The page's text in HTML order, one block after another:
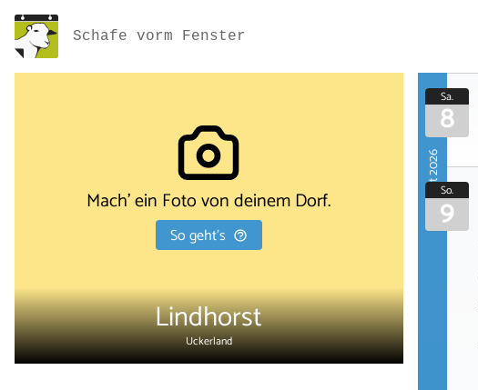
Schafe vorm Fenster
Mach' ein Foto von deinem Dorf.
So geht's
Lindhorst
Uckerland
August 2026
Sa.
8
So.
9